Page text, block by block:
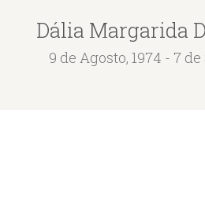
Dália Margarida
9 de Agosto, 1974 - 7